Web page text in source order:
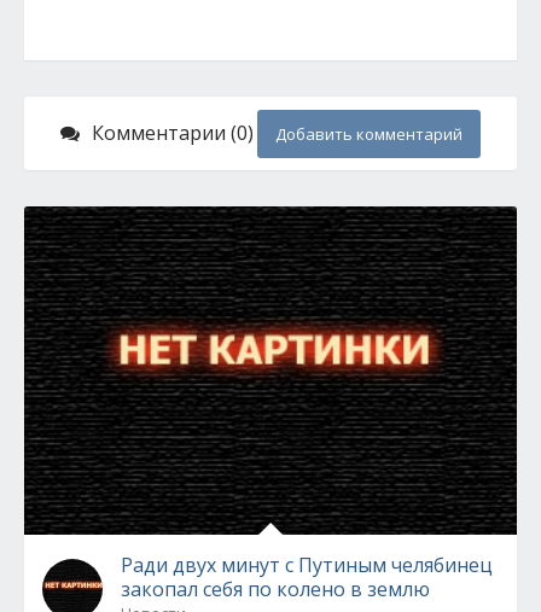
Комментарии (0) Добавить комментарий
Ради двух минут с Путиным челябинец
закопал себя по колено в землю